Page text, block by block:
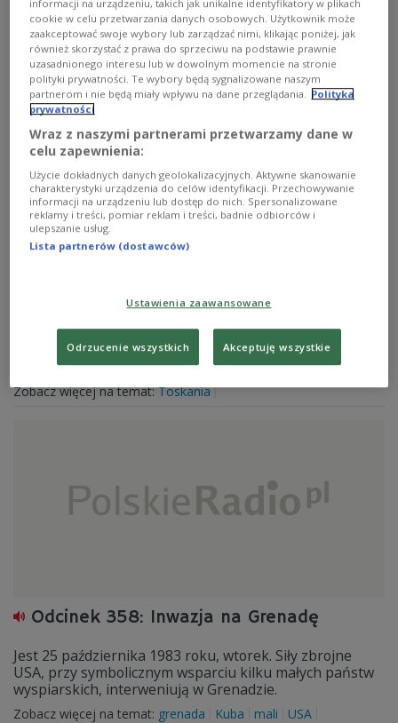
Łukasz Borowicz, dyrektor artystyczny Polskiej
Orkiestry Radiowej. Rozmowa o 10:30.
Zobacz więcej na temat:MUZYKA FILM POLSKA blues
Fryderyk Chopin
Warszawa
Dwie walizki na dnie stawu
W Arezzo w Toskanii policja spuściła wodę ze stawu w
miejskim parku, aby wydobyć dwie walizki, skradzione
ambasadorowi Nikaragui.
Zobacz więcej na temat:Toskania
Odcinek 358: Inwazja na Grenadę
Jest 25 października 1983 roku, wtorek. Siły zbrojne
USA, przy symbolicznym wsparciu kilku małych państw
wyspiarskich, interweniują w Grenadzie.
Zobacz więcej na temat: grenada Kuba mali USA
informacji na urządzeniu, takich jak unikalne identyfikatory w plikach
cookie w celu przetwarzania danych osobowych. Użytkownik może
zaakceptować swoje wybory lub zarządzać nimi, klikając poniżej, jak
również skorzystać z prawa do sprzeciwu na podstawie prawnie
uzasadnionego interesu lub w dowolnym momencie na stronie
polityki prywatności. Te wybory będą sygnalizowane naszym
partnerom i nie będą miały wpływu na dane przeglądania. Polityka
prywatności
Wraz z naszymi partnerami przetwarzamy dane w
celu zapewnienia:
Użycie dokładnych danych geolokalizacyjnych. Aktywne skanowanie
charakterystyki urządzenia do celów identyfikacji. Przechowywanie
informacji na urządzeniu lub dostęp do nich. Spersonalizowane
reklamy i treści, pomiar reklam i treści, badnie odbiorców i
ulepszanie usług.
Lista partnerów (dostawców)
Ustawienia zaawansowane
Odrzucenie wszystkich Akceptuję wszystkie